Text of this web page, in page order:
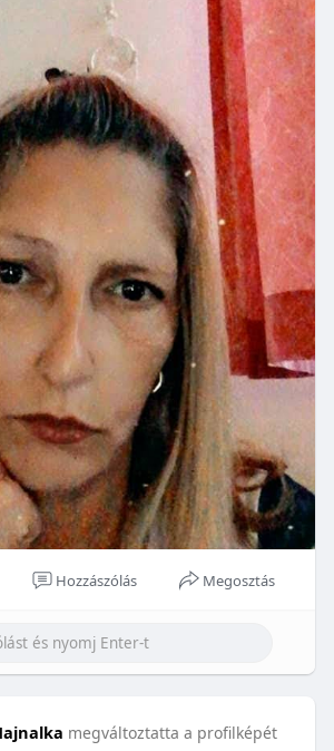
Hozzászólás Megosztás
megváltoztatta a profilképét